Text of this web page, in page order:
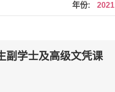
年份: 2021
副学士及高级文凭课